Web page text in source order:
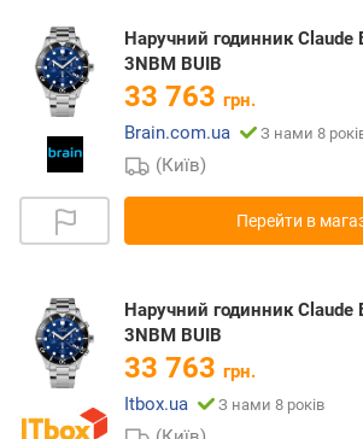
Наручний годинник Claude
3NBM BUIB
33 763 грн.
Brain.com.ua
З нами 8
(Київ)
Перейти в
Наручний годинник Claude
3NBM BUIB
33 763 грн.
Itbox.ua
З нами 8 років